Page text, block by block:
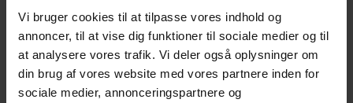
Vi bruger cookies til at tilpasse vores indhold og
annoncer, til at vise dig funktioner til sociale medier og til
at analysere vores trafik. Vi deler også oplysninger om
din brug af vores website med vores partnere inden for
sociale medier, annonceringspartnere og
unge lærer at reparere og bruge en cykel, får de ikke
kun praktiske færdigheder, men også en følelse af
ejerskab og tilhørsforhold. Initiativet viser, hvordan
cyklen kan være en brobygger – både kulturelt og
socialt. Det er ikke bare kæder og gear, der bliver